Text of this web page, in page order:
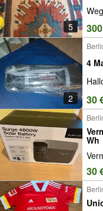
5
2
4
30
Vermieten -
Wh
30